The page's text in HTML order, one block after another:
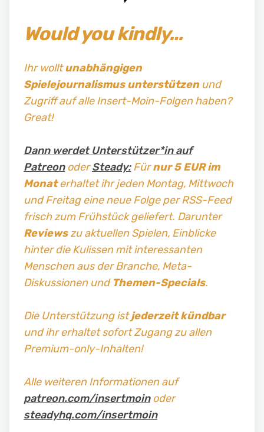
Would you kindly…
Ihr wolltunabhängigen
Spielejournalismus unterstützenund
Zugriff auf alle Insert-Moin-Folgen haben?
Great!
Dann werdet Unterstützer*in auf
PatreonoderSteady:Fürnur 5 EUR im
Monaterhaltet ihr jeden Montag, Mittwoch
und Freitag eine neue Folge per RSS-Feed
frisch zum Frühstück geliefert. Darunter
Reviewszu aktuellen Spielen, Einblicke
hinter die Kulissen mit interessanten
Menschen aus der Branche, Meta-
Diskussionen und Themen-Specials.
Die Unterstützung istjederzeit kündbar
und ihr erhaltet sofort Zugang zu allen
Premium-only-Inhalten!
Alle weiteren Informationen auf
patreon.com/insertmoinoder
steadyhq.com/insertmoin